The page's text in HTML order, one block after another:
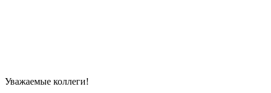
Уважаемые коллеги!